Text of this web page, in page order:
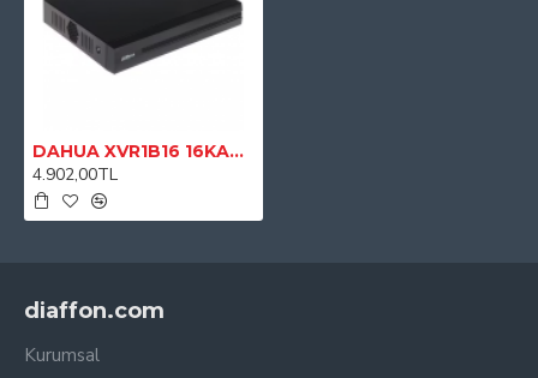
DAHUA XVR1B16 16KANAL HDCVI KAYIT CİHAZI
4.902,00TL
diaffon.com
Kurumsal